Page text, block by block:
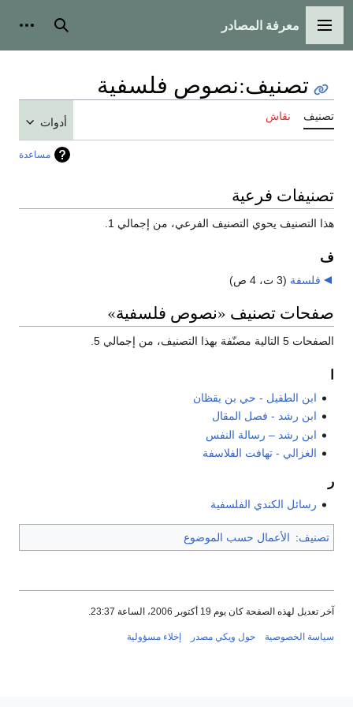
القائمة الرئيسية
معرفة المصادر بحث
تصنيف:نصوص فلسفية
تصنيف نقاش أدوات
مساعدة
تصنيفات فرعية
هذا التصنيف يحوي التصنيف الفرعي، من إجمالي 1.
ف
فلسفة (3 ت، 4 ص)
صفحات تصنيف «نصوص فلسفية»
الصفحات 5 التالية مصنّفة بهذا التصنيف، من إجمالي 5.
ابن الطفيل - حي بن يقظان
ابن رشد - فصل المقال
ابن رشد – رسالة النفس
الغزالي - تهافت الفلاسفة
ر
رسائل الكندي الفلسفية
تصنيف: الأعمال حسب الموضوع
آخر تعديل لهذه الصفحة كان يوم 19 أكتوبر 2006، الساعة 23:37.
سياسة الخصوصية حول ويكي مصدر إخلاء مسؤولية